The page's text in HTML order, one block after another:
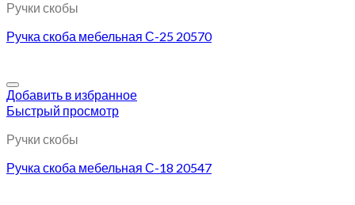
Ручки скобы
Ручка скоба мебельная С-25 20570
Добавить в избранное
Быстрый просмотр
Ручки скобы
Ручка скоба мебельная С-18 20547